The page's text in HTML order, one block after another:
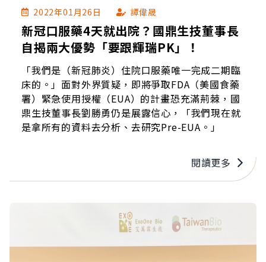
2022年01月26日 譚偉晟
新冠口服藥4天就出院？國鼎生技董事長
自揭兩大優勢「要跟輝瑞PK」！
「我們是（新冠肺炎）住院口服藥唯一完成二期臨
床的。」面對外界質疑，即將爭取FDA（美國食藥
署）緊急使用授權（EUA）的計畫恐充滿荊棘，國
鼎生技董事長劉勝勇仍是展露信心，「我們現在就
是拿所有的資料去分析、去研究Pre-EUA。」
閱讀更多